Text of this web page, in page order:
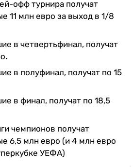
офф турнира получат
11 млн евро за выход в 1/8
в четвертьфинал, получат
в полуфинал, получат по 15
в финал, получат по 18,5
чемпионов получат
6,5 млн евро (и 4 млн евро
УЕФА)